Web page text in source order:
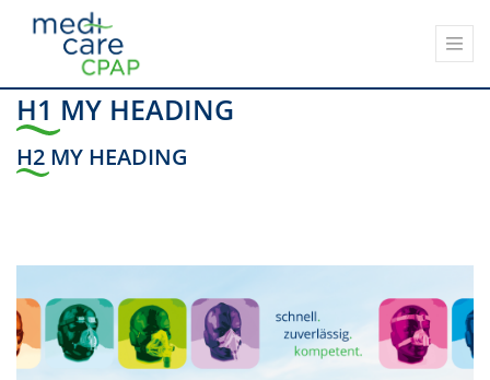
H1 MY HEADING
H2 MY HEADING